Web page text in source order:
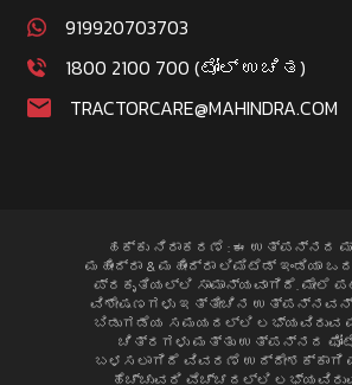
919920703703
1800 2100 700 (ಟೋಲ್ ಉಚಿತ)
TRACTORCARE@MAHINDRA.COM
ಹಕ್ಕು ನಿರಾಕರಣೆ : ಈ ಉತ್ಪನ್ನದ
ಮಹೀಂದ್ರಾ & ಮಹೀಂದ್ರಾ ಲಿಮಿಟೆಡ್ ಇಂಡಿಯಾ
ಪ್ರಕೃತಿಯಲ್ಲಿ ಸಾಮಾನ್ಯವಾಗಿದೆ. ಮೇಲೆ
ವಿಶೇಷಣಗಳು ಇತ್ತೀಚಿನ
ಬಿಡುಗಡೆಯ ಸಮಯದಲ್ಲಿ ಲಭ್ಯವಿರುವ
ಚಿತ್ರಗಳು ಮತ್ತು ಉತ್ಪನ್ನದ
ಬಳಸಲಾಗಿದೆ ವಿವರಣೆ ಉದ್ದೇಶಕ್ಕಾಗಿ
ಹೆಚ್ಚುವರಿ ವೆಚ್ಚದಲ್ಲಿ